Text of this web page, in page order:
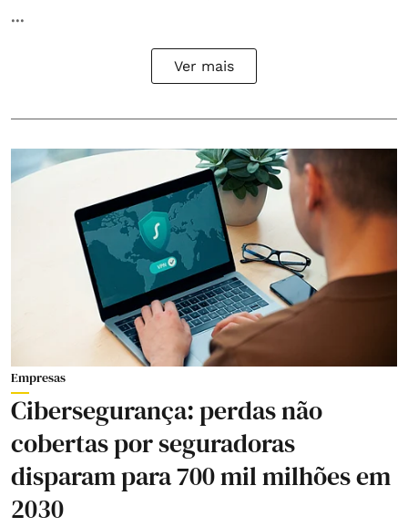
...
Ver mais
Empresas
Cibersegurança: perdas não
cobertas por seguradoras
disparam para 700 mil milhões em
2030